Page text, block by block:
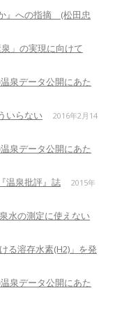
』への指摘 (松田忠
」の実現に向けて
泉データ公開にあた
いらない
2016年2月14
泉データ公開にあた
温泉批評』誌
2015年
水の測定に使えない
る溶存水素(H2)」を発
泉データ公開にあた